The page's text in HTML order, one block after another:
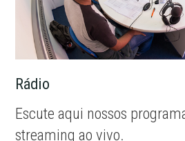
Rádio
Escute aqui nossos
streaming ao vivo.